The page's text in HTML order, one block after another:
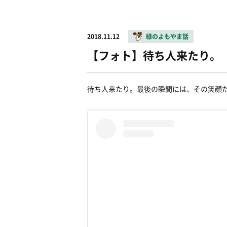
2018.11.12 緑のよもやま話
【フォト】待ち人来たり。
待ち人来たり。最後の瞬間には、その笑顔